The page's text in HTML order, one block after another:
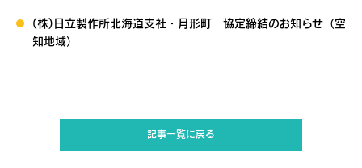
(株)日立製作所北海道支社・月形町 協定締結のお知らせ（空
知地域）
記事一覧に戻る